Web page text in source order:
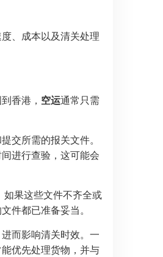
、成本以及清关处理
香港， 空运通常只需
交所需的报关文件。
进行查验，这可能会
果这些文件不齐全或
件都已准备妥当。
而影响清关时效。一
优先处理货物，并与